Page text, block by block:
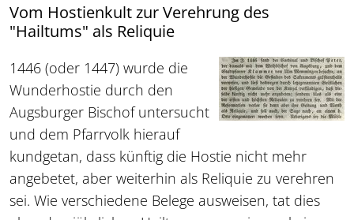
Vom Hostienkult zur Verehrung des
"Hailtums" als Reliquie
1446 (oder 1447) wurde die
Wunderhostie durch den
Augsburger Bischof untersucht
und dem Pfarrvolk hierauf
kundgetan, dass künftig die Hostie nicht mehr
angebetet, aber weiterhin als Reliquie zu verehren
sei. Wie verschiedene Belege ausweisen, tat dies